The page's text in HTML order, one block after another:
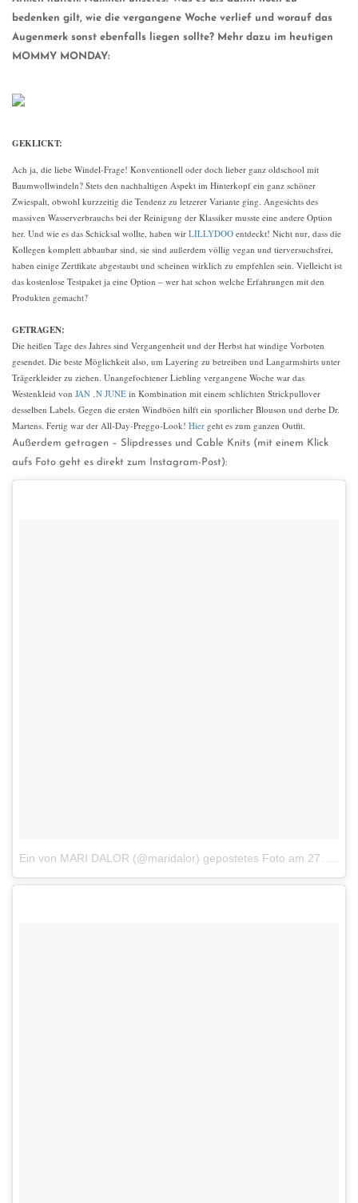
bedenken gilt, wie die vergangene Woche verlief und worauf das
Augenmerk sonst ebenfalls liegen sollte? Mehr dazu im heutigen
MOMMY MONDAY:
GEKLICKT:
Ach ja, die liebe Windel-Frage! Konventionell oder doch lieber ganz oldschool mit
Baumwollwindeln? Stets den nachhaltigen Aspekt im Hinterkopf ein ganz schöner
Zwiespalt, obwohl kurzzeitig die Tendenz zu letzerer Variante ging. Angesichts des
massiven Wasserverbrauchs bei der Reinigung der Klassiker musste eine andere Option
her. Und wie es das Schicksal wollte, haben wir LILLYDOO entdeckt! Nicht nur, dass die
Kollegen komplett abbaubar sind, sie sind außerdem völlig vegan und tierversuchsfrei,
haben einige Zertfikate abgestaubt und scheinen wirklich zu empfehlen sein. Vielleicht ist
das kostenlose Testpaket ja eine Option – wer hat schon welche Erfahrungen mit den
Produkten gemacht?
GETRAGEN:
Die heißen Tage des Jahres sind Vergangenheit und der Herbst hat windige Vorboten
gesendet. Die beste Möglichkeit also, um Layering zu betreiben und Langarmshirts unter
Trägerkleider zu ziehen. Unangefochtener Liebling vergangene Woche war das
Westenkleid von JAN ‚N JUNE in Kombination mit einem schlichten Strickpullover
desselben Labels. Gegen die ersten Windböen hilft ein sportlicher Blouson und derbe Dr.
Martens. Fertig war der All-Day-Preggo-Look! Hier geht es zum ganzen Outfit.
Außerdem getragen – Slipdresses und Cable Knits (mit einem Klick
aufs Foto geht es direkt zum Instagram-Post):
Ein von MARI DALOR (@maridalor) gepostetes Foto am 27. Sep 2016 um 11:22 Uhr